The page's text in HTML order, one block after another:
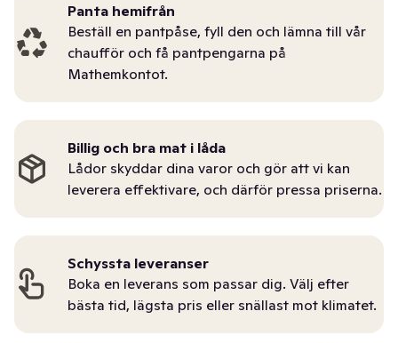
Panta hemifrån
Beställ en pantpåse, fyll den och lämna till vår
chaufför och få pantpengarna på
Mathemkontot.
Billig och bra mat i låda
Lådor skyddar dina varor och gör att vi kan
leverera effektivare, och därför pressa priserna.
Schyssta leveranser
Boka en leverans som passar dig. Välj efter
bästa tid, lägsta pris eller snällast mot klimatet.